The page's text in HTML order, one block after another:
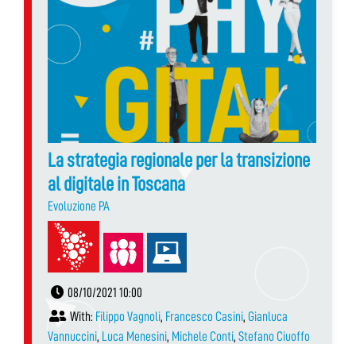
La strategia regionale per la transizione
al digitale in Toscana
Evoluzione PA
08/10/2021 10:00
With: Filippo Vagnoli, Francesco Casini, Gianluca
Vannuccini, Luca Menesini, Michele Conti, Stefano Ciuoffo